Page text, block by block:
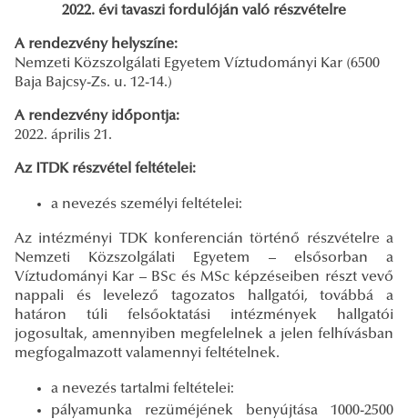
2022. évi tavaszi fordulóján való részvételre
A rendezvény helyszíne:
Nemzeti Közszolgálati Egyetem Víztudományi Kar (6500
Baja Bajcsy-Zs. u. 12-14.)
A rendezvény időpontja:
2022. április 21.
Az ITDK részvétel feltételei:
a nevezés személyi feltételei:
Az intézményi TDK konferencián történő részvételre a
Nemzeti Közszolgálati Egyetem – elsősorban a
Víztudományi Kar – BSc és MSc képzéseiben részt vevő
nappali és levelező tagozatos hallgatói, továbbá a
határon túli felsőoktatási intézmények hallgatói
jogosultak, amennyiben megfelelnek a jelen felhívásban
megfogalmazott valamennyi feltételnek.
a nevezés tartalmi feltételei:
pályamunka rezüméjének benyújtása 1000-2500